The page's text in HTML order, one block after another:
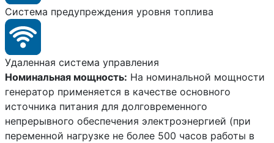
Система предупреждения уровня топлива
Удаленная система управления
Номинальная мощность: На номинальной мощности
генератор применяется в качестве основного
источника питания для долговременного
непрерывного обеспечения электроэнергией (при
переменной нагрузке не более 500 часов работы в